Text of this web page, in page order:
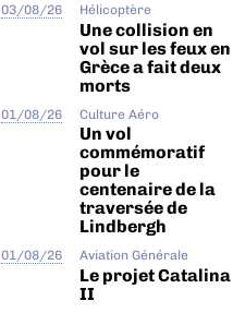
03/08/26 Hélicoptère
Une collision en
vol sur les feux en
Grèce a fait deux
morts
01/08/26 Culture Aéro
Un vol
commémoratif
pour le
centenaire de la
traversée de
Lindbergh
01/08/26 Aviation Générale
Le projet Catalina
II